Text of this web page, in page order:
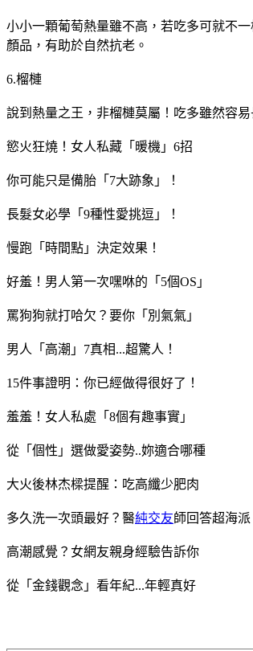
小小一顆葡萄熱量雖不高，若吃多可就不
顏品，有助於自然抗老。
6.榴槤
說到熱量之王，非榴槤莫屬！吃多雖然容
慾火狂燒！女人私藏「暖機」6招
你可能只是備胎「7大跡象」！
長髮女必學「9種性愛挑逗」！
慢跑「時間點」決定效果！
好羞！男人第一次嘿咻的「5個OS」
罵狗狗就打哈欠？要你「別氣氣」
男人「高潮」7真相...超驚人！
15件事證明：你已經做得很好了！
羞羞！女人私處「8個有趣事實」
從「個性」選做愛姿勢..妳適合哪種
大火後林杰樑提醒：吃高纖少肥肉
多久洗一次頭最好？醫純交友師回答超海派
高潮感覺？女網友親身經驗告訴你
從「金錢觀念」看年紀...年輕真好